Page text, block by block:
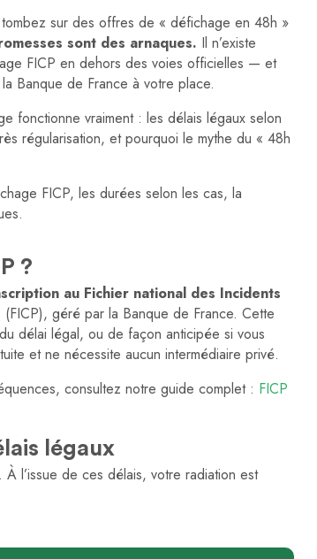
sur des offres de « défichage en 48h »
sont des arnaques. Il n’existe
FICP en dehors des voies officielles — et
Banque de France à votre place.
fonctionne vraiment : les délais légaux selon
régularisation, et pourquoi le mythe du « 48h
FICP, les durées selon les cas, la
?
au Fichier national des Incidents
(FICP), géré par la Banque de France. Cette
délai légal, ou de façon anticipée si vous
et ne nécessite aucun intermédiaire privé.
consultez notre guide complet : FICP
légaux
À l’issue de ces délais, votre radiation est